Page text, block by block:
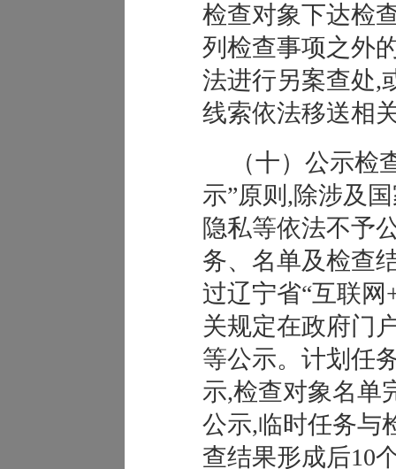
检查对象下达检
列检查事项之外
法进行另案查处,
线索依法移送相
（十）公示检
示”原则,除涉及
隐私等依法不予
务、名单及检查
过辽宁省“互联网
关规定在政府门
等公示。计划任
示,检查对象名单
公示,临时任务与
查结果形成后10